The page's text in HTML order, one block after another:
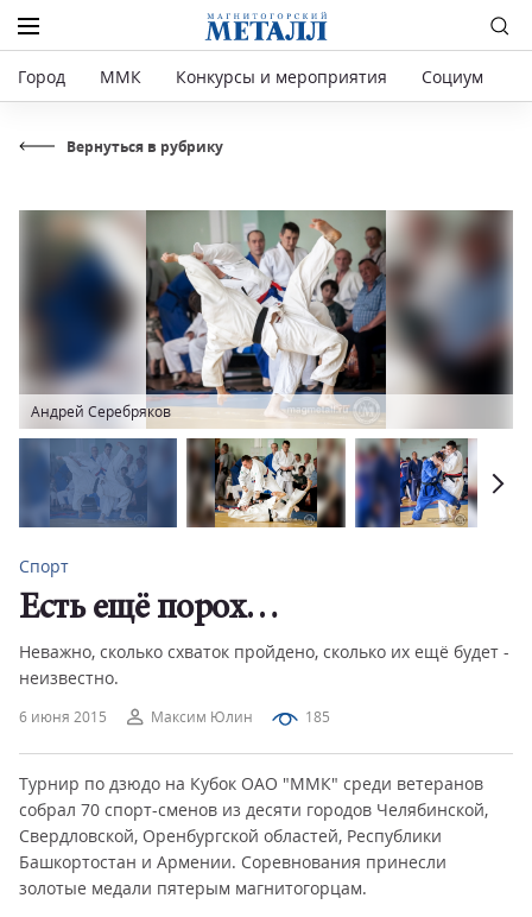
Город ММК Конкурсы и мероприятия Социум
Вернуться в рубрику
6 июня 2015 Максим Юлин 185
Спорт
Есть ещё порох…
Неважно, сколько схваток пройдено, сколько их ещё будет -
неизвестно.
Андрей Серебряков
Турнир по дзюдо на Кубок ОАО "ММК" среди ветеранов
собрал 70 спорт-сменов из десяти городов Челябинской,
Свердловской, Оренбургской областей, Республики
Башкортостан и Армении. Соревнования принесли
золотые медали пятерым магнитогорцам.